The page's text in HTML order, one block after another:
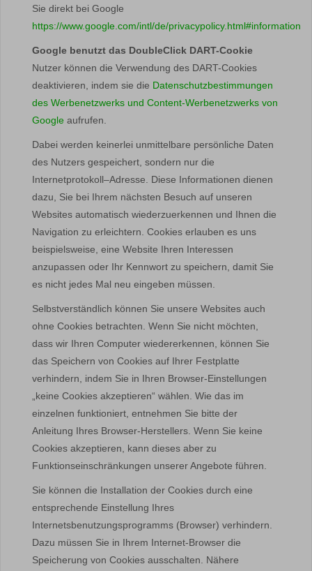
Sie direkt bei Google
https://www.google.com/intl/de/privacypolicy.html#information
Google benutzt das DoubleClick DART-Cookie
Nutzer können die Verwendung des DART-Cookies
deaktivieren, indem sie die Datenschutzbestimmungen
des Werbenetzwerks und Content-Werbenetzwerks von
Google aufrufen.
Dabei werden keinerlei unmittelbare persönliche Daten
des Nutzers gespeichert, sondern nur die
Internetprotokoll–Adresse. Diese Informationen dienen
dazu, Sie bei Ihrem nächsten Besuch auf unseren
Websites automatisch wiederzuerkennen und Ihnen die
Navigation zu erleichtern. Cookies erlauben es uns
beispielsweise, eine Website Ihren Interessen
anzupassen oder Ihr Kennwort zu speichern, damit Sie
es nicht jedes Mal neu eingeben müssen.
Selbstverständlich können Sie unsere Websites auch
ohne Cookies betrachten. Wenn Sie nicht möchten,
dass wir Ihren Computer wiedererkennen, können Sie
das Speichern von Cookies auf Ihrer Festplatte
verhindern, indem Sie in Ihren Browser-Einstellungen
„keine Cookies akzeptieren“ wählen. Wie das im
einzelnen funktioniert, entnehmen Sie bitte der
Anleitung Ihres Browser-Herstellers. Wenn Sie keine
Cookies akzeptieren, kann dieses aber zu
Funktionseinschränkungen unserer Angebote führen.
Sie können die Installation der Cookies durch eine
entsprechende Einstellung Ihres
Internetsbenutzungsprogramms (Browser) verhindern.
Dazu müssen Sie in Ihrem Internet-Browser die
Speicherung von Cookies ausschalten. Nähere